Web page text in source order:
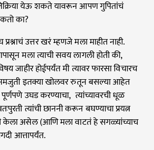
येऊ शकते यावरून आपण गुपितांचं
का?
उत्तर खरं म्हणजे मला माहीत नाही.
मला त्याची सवय लागली होती की,
जाहीर होईपर्यंत मी त्यावर फारसा विचारच
इतक्या खोलवर रुतून बसल्या आहेत
उघड करण्याचा, त्यांच्यावरची धूळ
त्यांची छाननी करून बघण्याचा प्रयत्न
केला असेल (आणि मला वाटतं हे सगळ्यांच्याच
आत्तापर्यंत.